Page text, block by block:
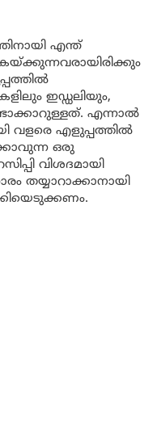
എന്ത്
ഇഡ്ഡലിയും,
എന്നാൽ
വളരെ എളുപ്പത്തിൽ
ഒരു
വിശദമായി
തയ്യാറാക്കാനായി